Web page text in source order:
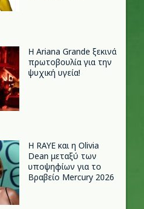
Η Ariana Grande ξεκινά
πρωτοβουλία για την
ψυχική υγεία!
Η RAYE και η Olivia
Dean μεταξύ των
υποψηφίων για το
Βραβείο Mercury 2026